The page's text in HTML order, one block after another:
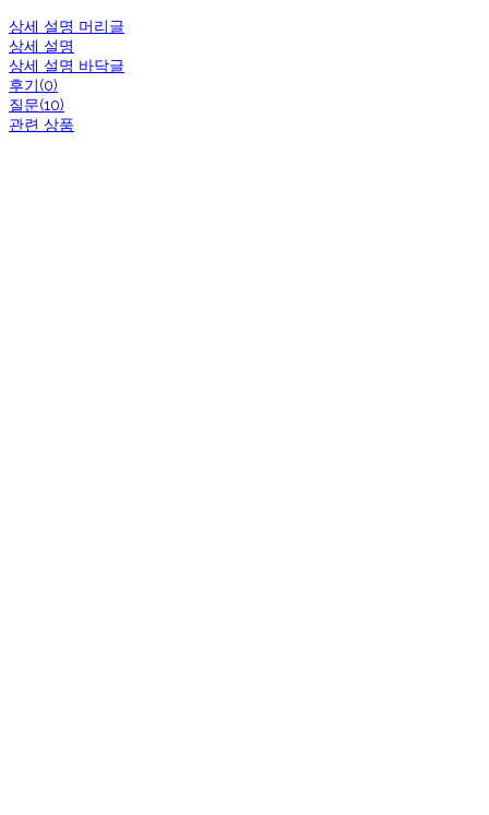
상세 설명 머리글
상세 설명
상세 설명 바닥글
후기(0)
질문(10)
관련 상품